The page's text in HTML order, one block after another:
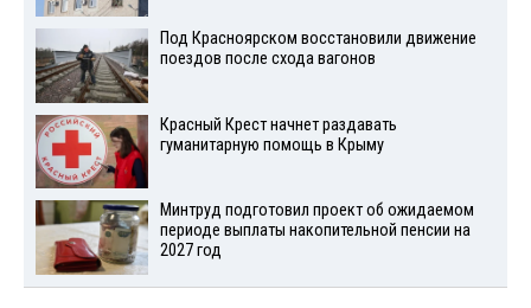
Под Красноярском восстановили движение
поездов после схода вагонов
Красный Крест начнет раздавать
гуманитарную помощь в Крыму
Минтруд подготовил проект об ожидаемом
периоде выплаты накопительной пенсии на
2027 год